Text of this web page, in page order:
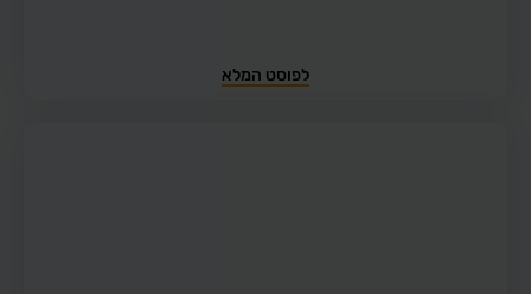
לפוסט המלא